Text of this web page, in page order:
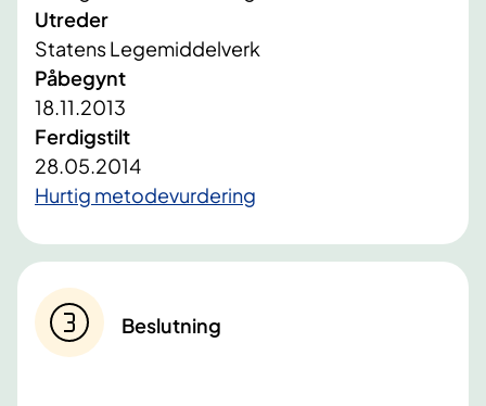
Utreder
Statens Legemiddelverk
Påbegynt
18.11.2013
Ferdigstilt
28.05.2014
Hurtig metodevurdering
Beslutning